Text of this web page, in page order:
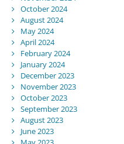
October 2024
August 2024
May 2024
April 2024
February 2024
January 2024
December 2023
November 2023
October 2023
September 2023
August 2023
June 2023